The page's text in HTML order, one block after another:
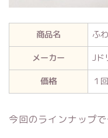
商品名
ふ
メーカー
Jド
価格
１
今回のラインナップ